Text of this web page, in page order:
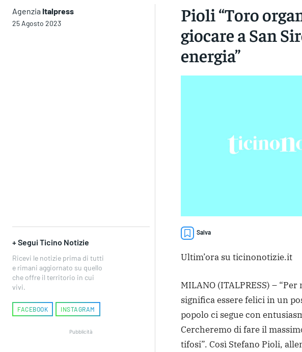
Agenzia Italpress
25 Agosto 2023
Pioli “Toro
giocare a San
energia”
+ Segui Ticino Notizie
Ricevi le notizie prima di tutti
e rimani aggiornato su quello
che offre il territorio in cui
vivi.
FACEBOOK INSTAGRAM
Pubblicità
Salva
Ultim’ora su ticinonotizie.it
MILANO (ITALPRESS) –
significa essere felici in un
popolo ci segue con
Cercheremo di fare il
tifosi”. Così Stefano Pioli,